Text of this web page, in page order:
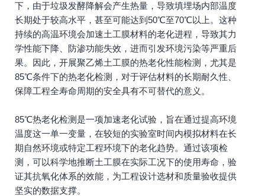
下，由于垃圾发酵降解会产生热量，导致填埋场内部温度
长期处于较高水平，甚至可能达到50℃至70℃以上。这种
持续的高温环境会加速土工膜材料的老化进程，导致其力
学性能下降、防渗功能失效，进而引发环境污染等严重后
果。因此，开展聚乙烯土工膜的热老化性能检测，尤其是
85℃条件下的热老化检测，对于评估材料的长期耐久性、
保障工程全寿命周期的安全具有不可替代的意义。
85℃热老化检测是一项加速老化试验，旨在通过提高环境
温度这一单一变量，在较短的实验室时间内模拟材料在长
期自然环境或特定工程环境下的老化趋势。通过该项检
测，可以科学地推断土工膜在实际工况下的使用寿命，验
证其抗氧化体系的效能，为工程设计选材和质量验收提供
坚实的数据支撑。